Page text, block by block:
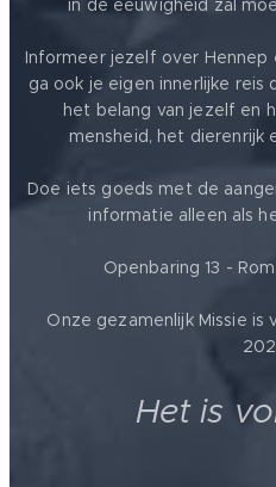
in de eeuwigheid zal
Informeer jezelf over Hennep
ga ook je eigen innerlijke reis
het belang van jezelf en
mensheid, het dierenrijk
Doe iets goeds met de
informatie alleen als
Openbaring 13 -
Onze gezamenlijk Missie
Het is